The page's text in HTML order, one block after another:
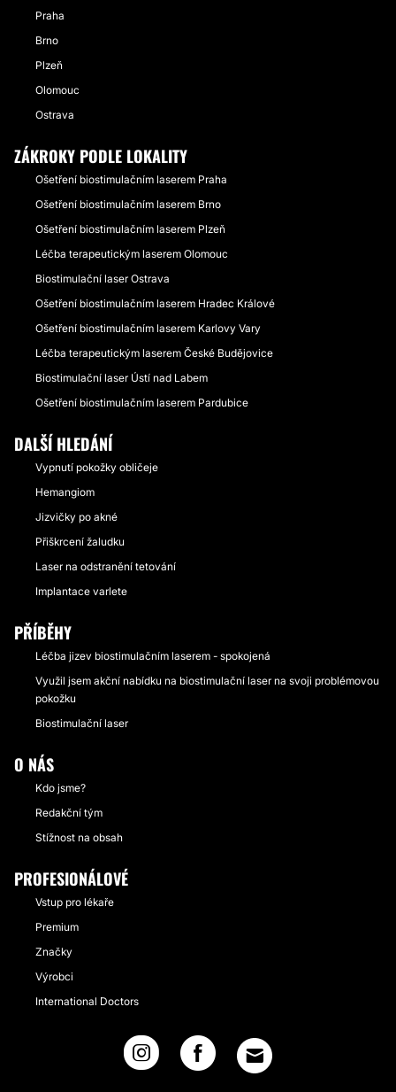
Praha
Brno
Plzeň
Olomouc
Ostrava
ZÁKROKY PODLE LOKALITY
Ošetření biostimulačním laserem Praha
Ošetření biostimulačním laserem Brno
Ošetření biostimulačním laserem Plzeň
Léčba terapeutickým laserem Olomouc
Biostimulační laser Ostrava
Ošetření biostimulačním laserem Hradec Králové
Ošetření biostimulačním laserem Karlovy Vary
Léčba terapeutickým laserem České Budějovice
Biostimulační laser Ústí nad Labem
Ošetření biostimulačním laserem Pardubice
DALŠÍ HLEDÁNÍ
Vypnutí pokožky obličeje
Hemangiom
Jizvičky po akné
Přiškrcení žaludku
Laser na odstranění tetování
Implantace varlete
PŘÍBĚHY
Léčba jizev biostimulačním laserem - spokojená
Využil jsem akční nabídku na biostimulační laser na svoji problémovou
pokožku
Biostimulační laser
O NÁS
Kdo jsme?
Redakční tým
Stížnost na obsah
PROFESIONÁLOVÉ
Vstup pro lékaře
Premium
Značky
Výrobci
International Doctors